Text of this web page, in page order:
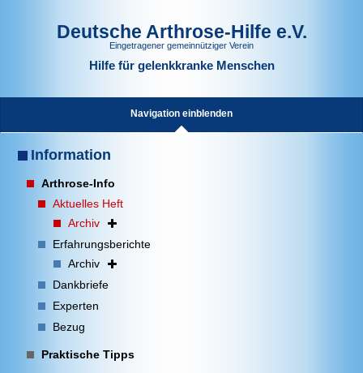
Deutsche Arthrose-Hilfe e.V.
Eingetragener gemeinnütziger Verein
Hilfe für gelenkkranke Menschen
Navigation einblenden
Information
Arthrose-Info
Aktuelles Heft
Archiv
Erfahrungsberichte
Archiv
Dankbriefe
Experten
Bezug
Praktische Tipps